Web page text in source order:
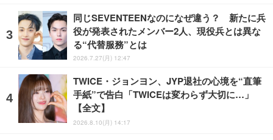
同じSEVENTEENなのになぜ違う？ 新たに兵
役が発表されたメンバー2人、現役兵とは異な
る“代替服務”とは
2026.7.27(月) 12:47
TWICE・ジョンヨン、JYP退社の心境を“直筆
手紙”で告白「TWICEは変わらず大切に…」
【全文】
2026.8.10(月) 14:17